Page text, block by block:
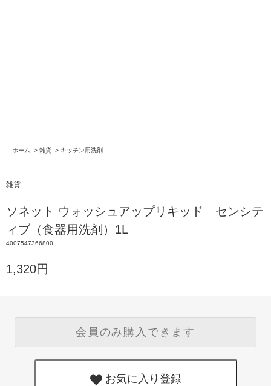
ホーム > 雑貨 > キッチン用洗剤
雑貨
ソネット ウォッシュアップリキッド センシテ
ィブ（食器用洗剤）1L
4007547366800
1,320円
会員のみ購入できます
お気に入り登録